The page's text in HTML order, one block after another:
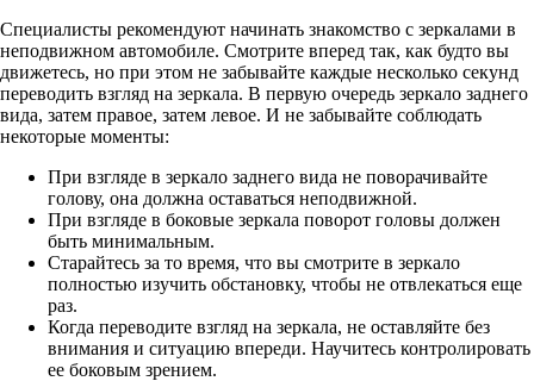
Специалисты рекомендуют начинать знакомство с зеркалами в
неподвижном автомобиле. Смотрите вперед так, как будто вы
движетесь, но при этом не забывайте каждые несколько секунд
переводить взгляд на зеркала. В первую очередь зеркало заднего
вида, затем правое, затем левое. И не забывайте соблюдать
некоторые моменты:
При взгляде в зеркало заднего вида не поворачивайте
голову, она должна оставаться неподвижной.
При взгляде в боковые зеркала поворот головы должен
быть минимальным.
Старайтесь за то время, что вы смотрите в зеркало
полностью изучить обстановку, чтобы не отвлекаться еще
раз.
Когда переводите взгляд на зеркала, не оставляйте без
внимания и ситуацию впереди. Научитесь контролировать
ее боковым зрением.